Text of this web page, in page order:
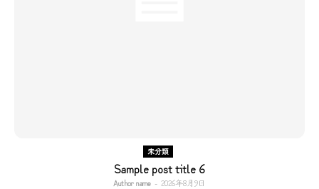
未分類
Sample post title 6
Author name - 2026年8月9日